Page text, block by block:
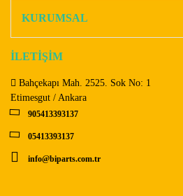
Bu ürüne benzer farklı alternatifler
KURUMSAL
İLETİŞİM
Bahçekapı Mah. 2525. Sok No: 1
Etimesgut / Ankara
905413393137
05413393137
info@biparts.com.tr